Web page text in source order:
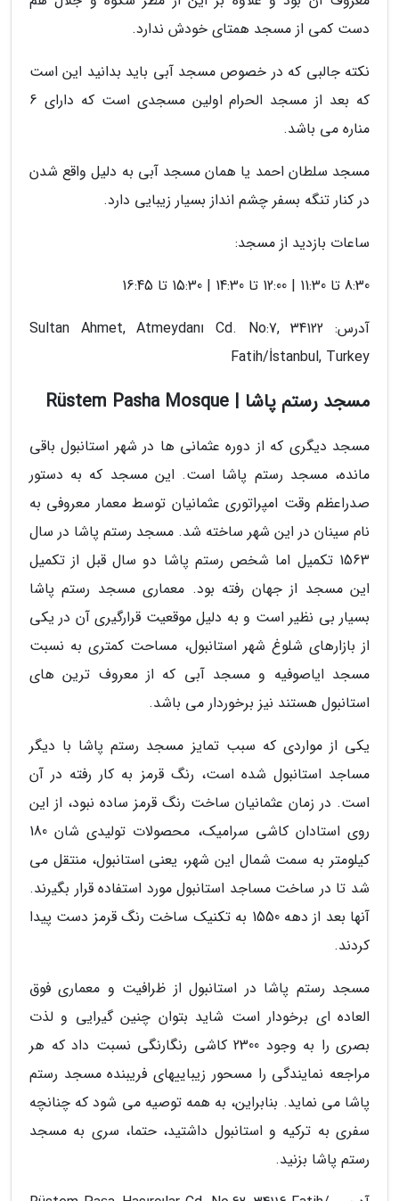
دست کمی از مسجد همتای خودش ندارد.
نکته جالبی که در خصوص مسجد آبی باید بدانید این است
که بعد از مسجد الحرام اولین مسجدی است که دارای 6
مناره می باشد.
مسجد سلطان احمد یا همان مسجد آبی به دلیل واقع شدن
در کنار تنگه بسفر چشم انداز بسیار زیبایی دارد.
ساعات بازدید از مسجد:
8:30 تا 11:30 | 12:00 تا 14:30 | 15:30 تا 16:45
آدرس: Sultan Ahmet, Atmeydanı Cd. No:7, 34122
Fatih/İstanbul, Turkey
مسجد رستم پاشا | Rüstem Pasha Mosque
مسجد دیگری که از دوره عثمانی ها در شهر استانبول باقی
مانده، مسجد رستم پاشا است. این مسجد که به دستور
صدراعظم وقت امپراتوری عثمانیان توسط معمار معروفی به
نام سینان در این شهر ساخته شد. مسجد رستم پاشا در سال
1563 تکمیل اما شخص رستم پاشا دو سال قبل از تکمیل
این مسجد از جهان رفته بود. معماری مسجد رستم پاشا
بسیار بی نظیر است و به دلیل موقعیت قرارگیری آن در یکی
از بازارهای شلوغ شهر استانبول، مساحت کمتری به نسبت
مسجد ایاصوفیه و مسجد آبی که از معروف ترین های
استانبول هستند نیز برخوردار می باشد.
یکی از مواردی که سبب تمایز مسجد رستم پاشا با دیگر
مساجد استانبول شده است، رنگ قرمز به کار رفته در آن
است. در زمان عثمانیان ساخت رنگ قرمز ساده نبود، از این
روی استادان کاشی سرامیک، محصولات تولیدی شان 180
کیلومتر به سمت شمال این شهر، یعنی استانبول، منتقل می
شد تا در ساخت مساجد استانبول مورد استفاده قرار بگیرند.
آنها بعد از دهه 1550 به تکنیک ساخت رنگ قرمز دست پیدا
کردند.
مسجد رستم پاشا در استانبول از ظرافیت و معماری فوق
العاده ای برخودار است شاید بتوان چنین گیرایی و لذت
بصری را به وجود 2300 کاشی رنگارنگی نسبت داد که هر
مراجعه نمایندگی را مسحور زیباییهای فریبنده مسجد رستم
پاشا می نماید. بنابراین، به همه توصیه می شود که چنانچه
سفری به ترکیه و استانبول داشتید، حتما، سری به مسجد
رستم پاشا بزنید.